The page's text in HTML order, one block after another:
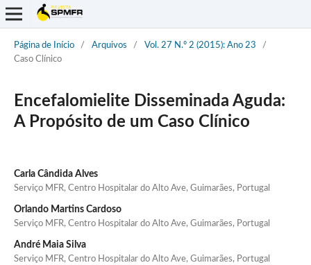
Página de Início / Arquivos / Vol. 27 N.º 2 (2015): Ano 23
/
Caso Clínico
Encefalomielite Disseminada Aguda:
A Propósito de um Caso Clínico
Carla Cândida Alves
Serviço MFR, Centro Hospitalar do Alto Ave, Guimarães, Portugal
Orlando Martins Cardoso
Serviço MFR, Centro Hospitalar do Alto Ave, Guimarães, Portugal
André Maia Silva
Serviço MFR, Centro Hospitalar do Alto Ave, Guimarães, Portugal